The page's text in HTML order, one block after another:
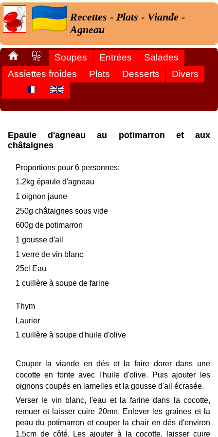
Recettes - Plats - Viande -
Agneau
Soupes Entrées
Salades
Assiettes froides
Plats Desserts Divers
Epaule d'agneau au potimarron et aux
châtaignes
Proportions pour 6 personnes:
1,2kg épaule d'agneau
1 oignon jaune
250g châtaignes sous vide
600g de potimarron
1 gousse d'ail
1 verre de vin blanc
25cl Eau
1 cuillère à soupe de farine
Thym
Laurier
1 cuillère à soupe d'huile d'olive
Couper la viande en dés et la faire dorer dans une
cocotte en fonte avec l'huile d'olive. Puis ajouter les
oignons coupés en lamelles et la gousse d'ail écrasée.
Verser le vin blanc, l'eau et la farine dans la cocotte,
remuer et laisser cuire 20mn. Enlever les graines et la
peau du potimarron et couper la chair en dés d'environ
1,5cm de côté. Les ajouter à la cocotte, laisser cuire